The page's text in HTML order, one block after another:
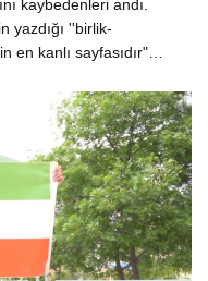
kaybedenleri andı.
yazdığı ''birlik-
en kanlı sayfasıdır"…